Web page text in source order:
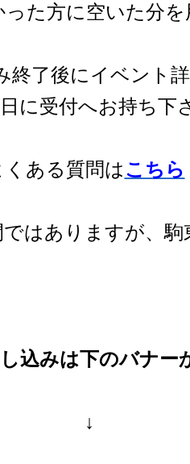
に空いた分を用
後にイベント詳
に受付へお持ち下
る質問はこちら
はありますが、駒
込みは下のバナー
↓